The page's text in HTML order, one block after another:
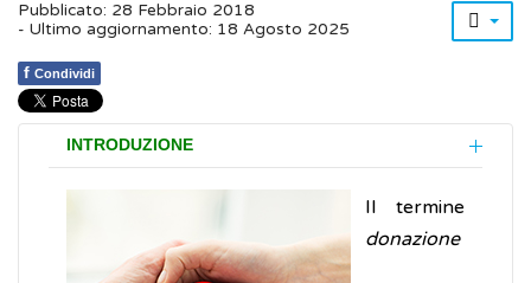
Pubblicato: 28 Febbraio 2018
- Ultimo aggiornamento: 18 Agosto 2025
f Condividi
INTRODUZIONE
Il termine
donazione